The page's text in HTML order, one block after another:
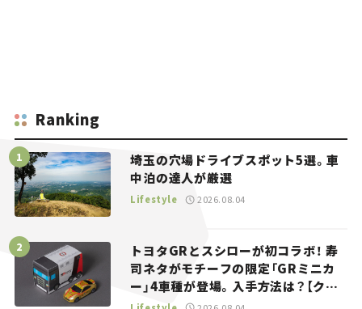
Ranking
埼玉の穴場ドライブスポット5選。車
中泊の達人が厳選
Lifestyle 2026.08.04
トヨタGRとスシローが初コラボ！ 寿
司ネタがモチーフの限定「GRミニカ
ー」4車種が登場。入手方法は？【クル
マとホビー】